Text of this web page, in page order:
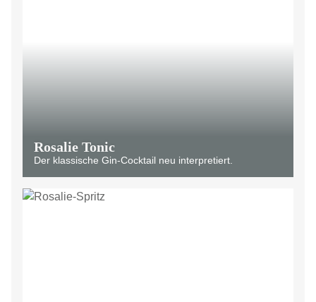
Rosalie Tonic
Der klassische Gin-Cocktail neu interpretiert.